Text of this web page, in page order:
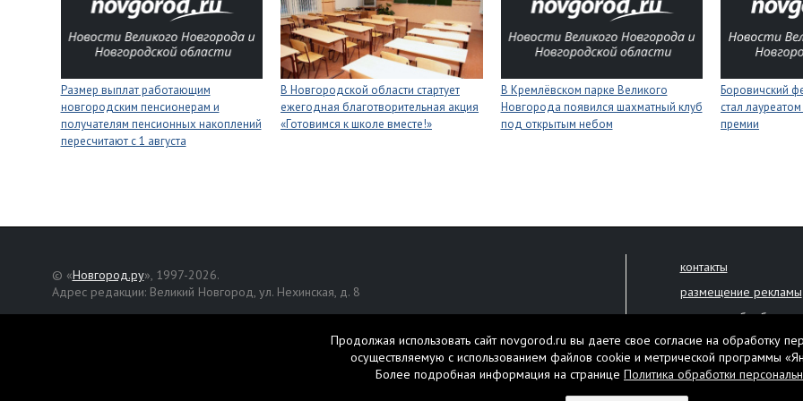
Размер выплат работающим
новгородским пенсионерам и
получателям пенсионных накоплений
пересчитают с 1 августа
В Новгородской области стартует
ежегодная благотворительная акция
«Готовимся к школе вместе!»
В Кремлёвском парке Великого
Новгорода появился шахматный клуб
под открытым небом
Боровичский
стал
премии
© «Новгород.ру», 1997-2026.
Адрес редакции: Великий Новгород, ул. Нехинская, д. 8
, публикуются на правах рекламы.
контакты
размещение рекламы
политика обработки
Настоящий ресурс
Нашли ошибку?
Продолжая использовать сайт novgorod.ru вы даете свое согласие на обработку
осуществляемую с использованием файлов cookie и метрической программы
Более подробная информация на странице Политика обработки